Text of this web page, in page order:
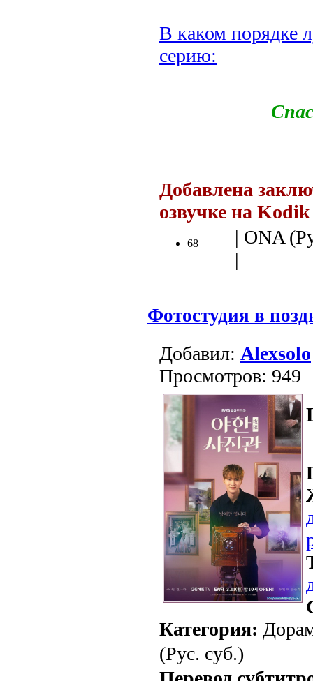
В каком порядке
серию:
Добавлена
озвучке на Kodik
68
| ONA
|
Фотостудия в
Добавил: Alexsolo
Просмотров: 949
Категория:
(Рус. суб.)